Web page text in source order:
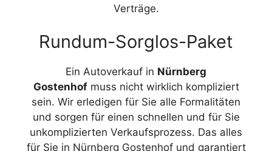
Verträge.
Rundum-Sorglos-Paket
Ein Autoverkauf in Nürnberg
Gostenhofmuss nicht wirklich kompliziert
sein. Wir erledigen für Sie alle Formalitäten
und sorgen für einen schnellen und für Sie
unkomplizierten Verkaufsprozess. Das alles
für Sie in Nürnberg Gostenhof und garantiert